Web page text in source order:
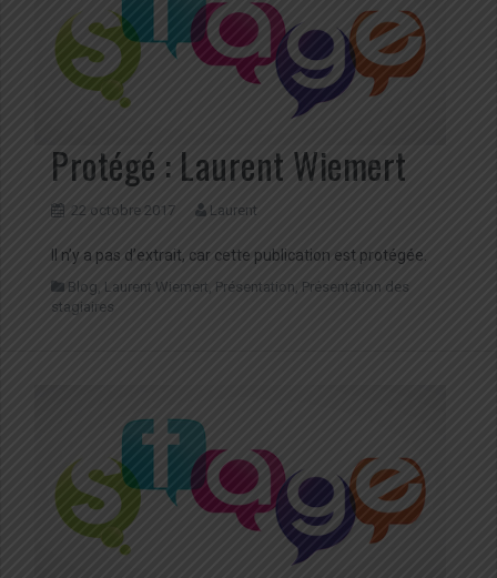
Protégé : Laurent Wiemert
22 octobre 2017 Laurent
Il n’y a pas d’extrait, car cette publication est protégée.
Blog Laurent Wiemert Présentation Présentation des
stagiaires